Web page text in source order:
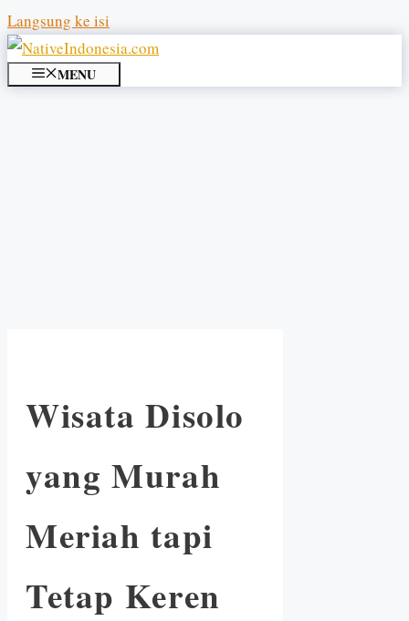
Langsung ke isi
MENU
Wisata Disolo
yang Murah
Meriah tapi
Tetap Keren